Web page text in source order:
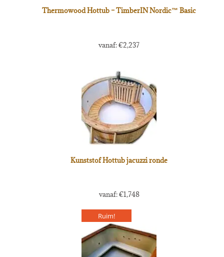
Thermowood Hottub – TimberIN Nordic™ Basic
vanaf:€2,237
Kunststof Hottub jacuzzi ronde
vanaf:€1,748
Ruim!